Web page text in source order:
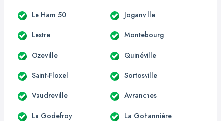
Le Ham 50 Joganville
Lestre Montebourg
Ozeville Quinéville
Saint-Floxel Sortosville
Vaudreville Avranches
La Godefroy La Gohannière